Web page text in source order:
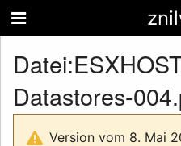
Datei:
Datastores-
Version vom 8. Mai